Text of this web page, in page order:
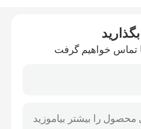
تماس خواهیم گرفت